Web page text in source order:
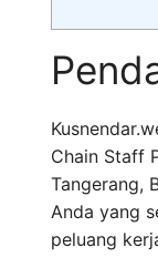
Chain Staff
Tangerang,
Anda yang
peluang